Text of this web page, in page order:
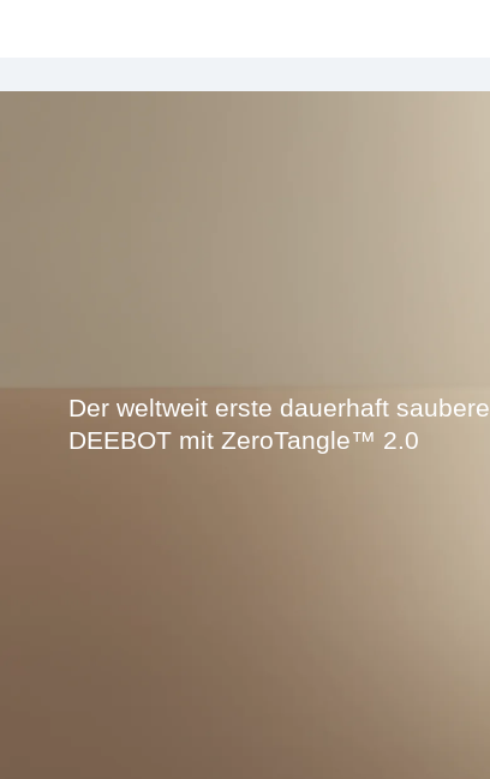
Der weltweit erste dauerhaft saubere
DEEBOT mit ZeroTangle™ 2.0